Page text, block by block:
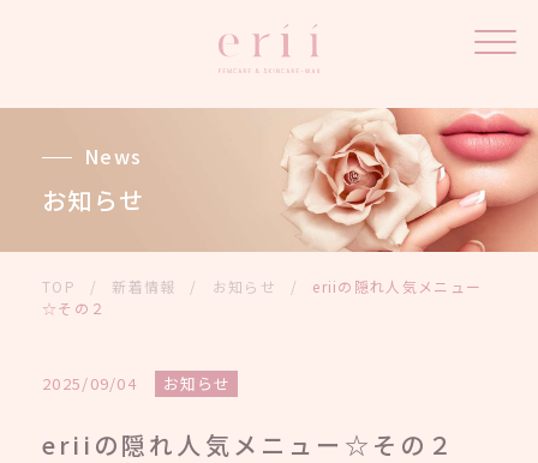
News
お知らせ
TOP / 新着情報 / お知らせ /
eriiの隠れ人気メニュー
☆その２
2025/09/04 お知らせ
eriiの隠れ人気メニュー☆その２